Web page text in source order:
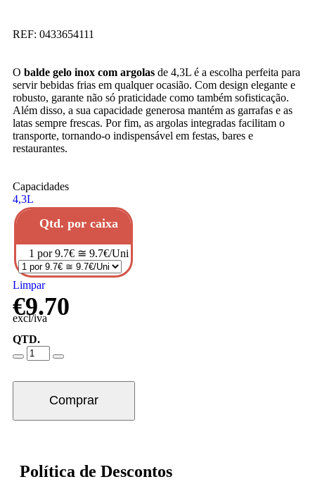
REF: 0433654111
O balde gelo inox com argolas de 4,3L é a escolha perfeita para
servir bebidas frias em qualquer ocasião. Com design elegante e
robusto, garante não só praticidade como também sofisticação.
Além disso, a sua capacidade generosa mantém as garrafas e as
latas sempre frescas. Por fim, as argolas integradas facilitam o
transporte, tornando-o indispensável em festas, bares e
restaurantes.
Capacidades
4,3L
Qtd. por caixa
1 por 9.7€ ≅ 9.7€/Uni
Limpar
€9.70
excl/iva
QTD.
Comprar
Política de Descontos